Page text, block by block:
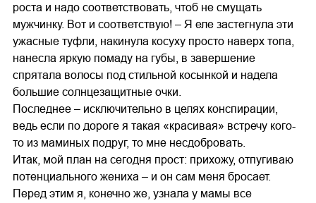
роста и надо соответствовать, чтоб не смущать
мужчинку. Вот и соответствую! – Я еле застегнула эти
ужасные туфли, накинула косуху просто наверх топа,
нанесла яркую помаду на губы, в завершение
спрятала волосы под стильной косынкой и надела
большие солнцезащитные очки.
Последнее – исключительно в целях конспирации,
ведь если по дороге я такая «красивая» встречу кого-
то из маминых подруг, то мне несдобровать.
Итак, мой план на сегодня прост: прихожу, отпугиваю
потенциального жениха – и он сам меня бросает.
Перед этим я, конечно же, узнала у мамы все